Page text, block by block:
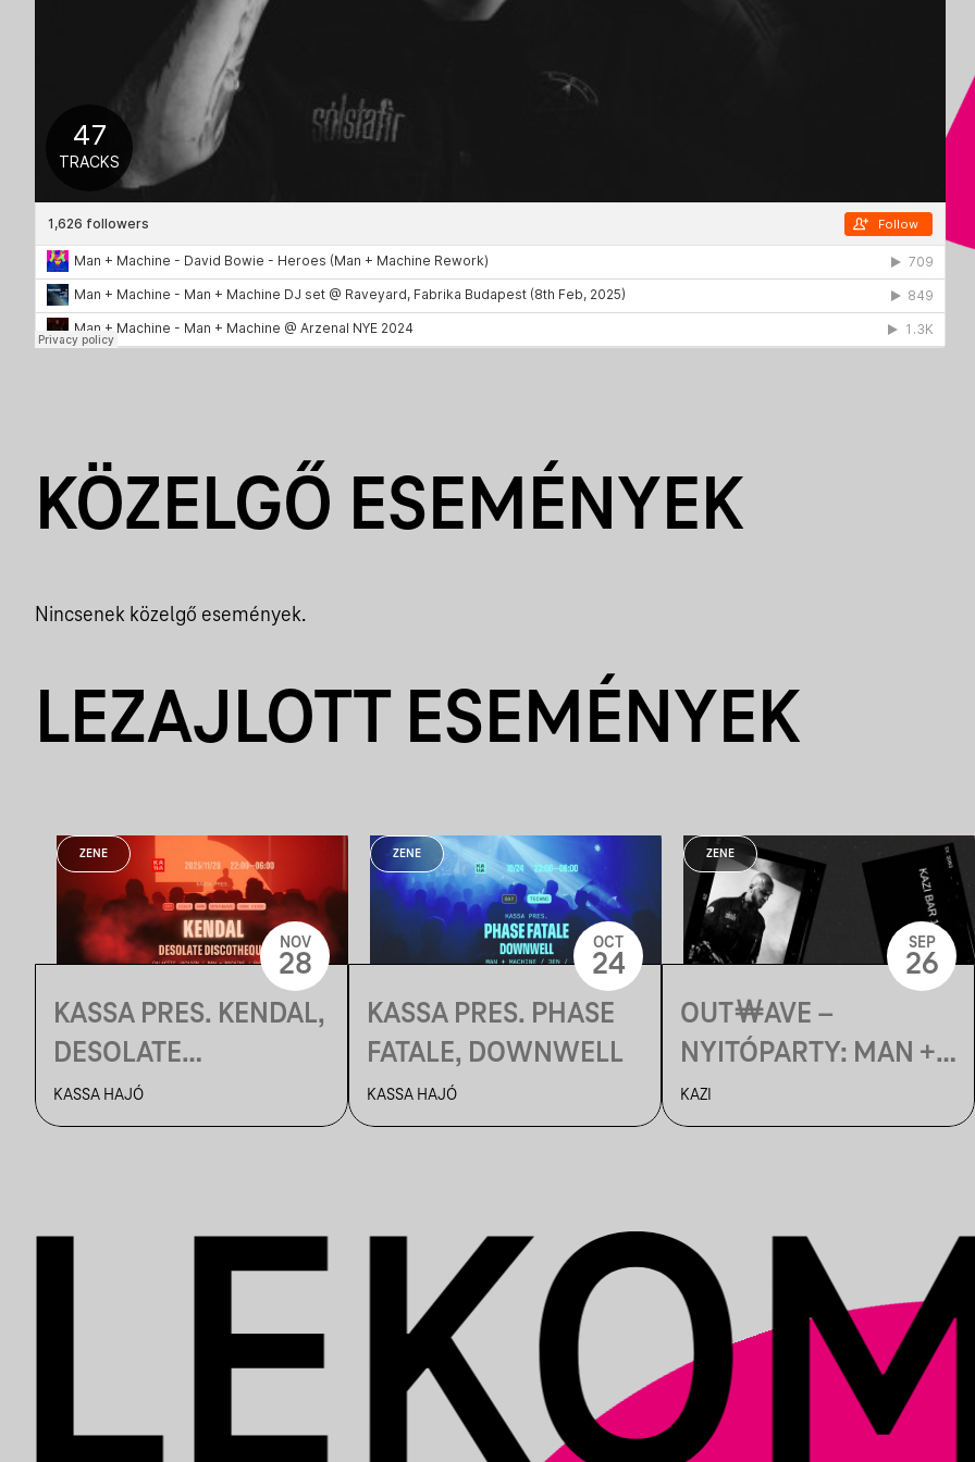
KÖZELGŐ ESEMÉNYEK
Nincsenek közelgő események.
LEZAJLOTT ESEMÉNYEK
ZENE
KASSA PRES. KENDAL,
DESOLATE
DISCOTHEQUE
KASSA HAJÓ
NOV
28
ZENE
KASSA PRES. PHASE
FATALE, DOWNWELL
KASSA HAJÓ
OCT
24
ZENE
OUT￦AVE –
NYITÓPARTY: MAN +
KAZI
SEP
26